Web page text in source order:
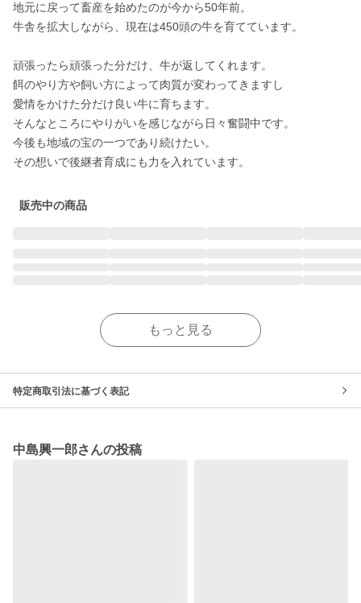
地元に戻って畜産を始めたのが今から50年前。
牛舎を拡大しながら、現在は450頭の牛を育てています。
頑張ったら頑張った分だけ、牛が返してくれます。
餌のやり方や飼い方によって肉質が変わってきますし
愛情をかけた分だけ良い牛に育ちます。
そんなところにやりがいを感じながら日々奮闘中です。
今後も地域の宝の一つであり続けたい。
その想いで後継者育成にも力を入れています。
販売中の商品
もっと見る
特定商取引法に基づく表記
中島興一郎さんの投稿